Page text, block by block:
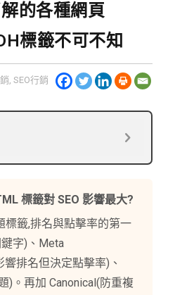
的各種網頁
標籤不可不知
,SEO行銷
標籤對 SEO 影響最大?
標籤,排名與點擊率的第一
字)、Meta
排名但決定點擊率)、
)。再加 Canonical(防重複